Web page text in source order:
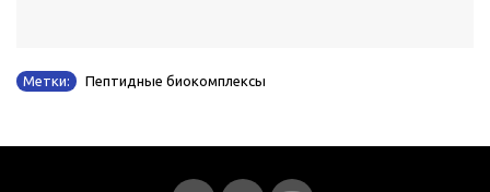
Метки: Пептидные биокомплексы